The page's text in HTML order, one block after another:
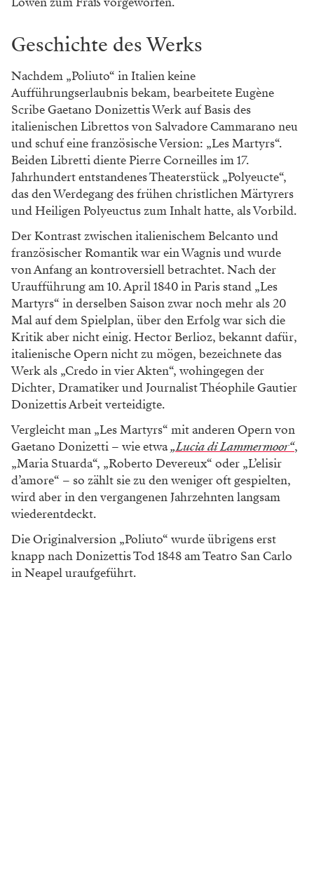
Geschichte des Werks
Nachdem „Poliuto“ in Italien keine
Aufführungserlaubnis bekam, bearbeitete Eugène
Scribe Gaetano Donizettis Werk auf Basis des
italienischen Librettos von Salvadore Cammarano neu
und schuf eine französische Version: „Les Martyrs“.
Beiden Libretti diente Pierre Corneilles im 17.
Jahrhundert entstandenes Theaterstück „Polyeucte“,
das den Werdegang des frühen christlichen Märtyrers
und Heiligen Polyeuctus zum Inhalt hatte, als Vorbild.
Der Kontrast zwischen italienischem Belcanto und
französischer Romantik war ein Wagnis und wurde
von Anfang an kontroversiell betrachtet. Nach der
Uraufführung am 10. April 1840 in Paris stand „Les
Martyrs“ in derselben Saison zwar noch mehr als 20
Mal auf dem Spielplan, über den Erfolg war sich die
Kritik aber nicht einig. Hector Berlioz, bekannt dafür,
italienische Opern nicht zu mögen, bezeichnete das
Werk als „Credo in vier Akten“, wohingegen der
Dichter, Dramatiker und Journalist Théophile Gautier
Donizettis Arbeit verteidigte.
Vergleicht man „Les Martyrs“ mit anderen Opern von
Gaetano Donizetti – wie etwa„Lucia di Lammermoor“,
„Maria Stuarda“, „Roberto Devereux“ oder „L’elisir
d’amore“ – so zählt sie zu den weniger oft gespielten,
wird aber in den vergangenen Jahrzehnten langsam
wiederentdeckt.
Die Originalversion „Poliuto“ wurde übrigens erst
knapp nach Donizettis Tod 1848 am Teatro San Carlo
in Neapel uraufgeführt.